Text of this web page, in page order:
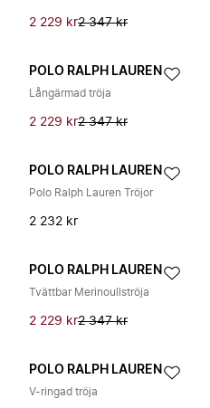
2 229 kr2 347 kr
POLO RALPH LAUREN
Långärmad tröja
2 229 kr2 347 kr
POLO RALPH LAUREN
Polo Ralph Lauren Tröjor
2 232 kr
POLO RALPH LAUREN
Tvättbar Merinoullströja
2 229 kr2 347 kr
POLO RALPH LAUREN
V-ringad tröja